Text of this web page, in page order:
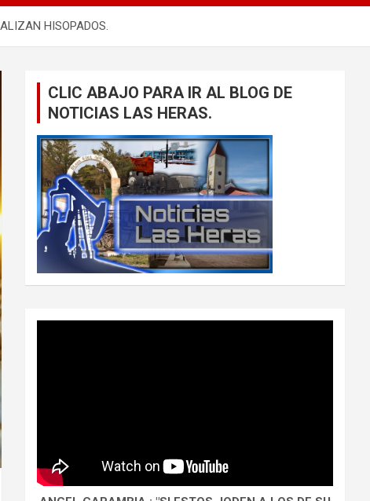
HISOPADOS.
CLIC ABAJO PARA IR AL BLOG DE
NOTICIAS LAS HERAS.